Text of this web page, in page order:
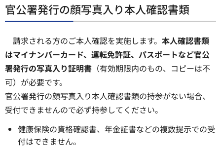
官公署発行の顔写真入り本人確認書類
請求される方のご本人確認を実施します。 本人確認書類
はマイナンバーカード、運転免許証、パスポートなど官公
署発行の写真入り証明書 （有効期限内のもの、コピーは不
可）が必要です。
官公署発行の顔写真入り本人確認書類の持参がない場合、
受付できませんので必ず持参してください。
健康保険の資格確認書、年金証書などの複数提示での受
付はできません。